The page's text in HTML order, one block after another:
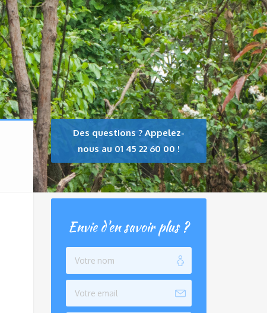
Des questions ? Appelez-
nous au 01 45 22 60 00 !
Envie d'en savoir plus ?